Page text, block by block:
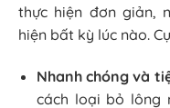
thực hiện đơn giản,
hiện bất kỳ lúc nào.
Nhanh chóng và
cách loại bỏ lông